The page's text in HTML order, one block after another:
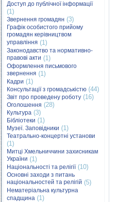
Доступ до публічної інформації
(1)
Звернення громадян (3)
Графік особистого прийому
громадян керівництвом
управління (1)
Законодавство та нормативно-
правові акти (1)
Оформлення письмового
звернення (1)
Кадри (1)
Консультації з громадськістю (44)
Звіт про проведену роботу (16)
Оголошення (28)
Культура (3)
Бібліотеки (1)
Музеї. Заповідники (1)
Театрально-концертні установи
(1)
Митці Хмельниччини захисникам
України (1)
Національності та релігії(10)
Основні заходи з питань
національностей та релігій (5)
Нематеріальна культурна
спадщина (1)